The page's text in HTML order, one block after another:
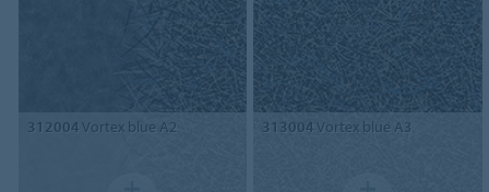
312004 Vortex blue A2 313004 Vortex blue A3